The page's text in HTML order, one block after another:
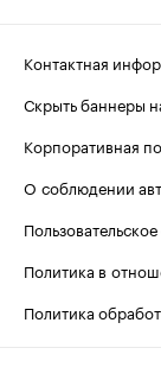
Контактная
Скрыть баннеры
Корпоративная
О соблюдении
Политика в
Политика